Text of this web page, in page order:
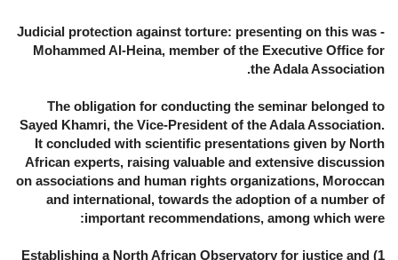
- Judicial protection against torture: presenting on this was
Mohammed Al-Heina, member of the Executive Office for
the Adala Association.
The obligation for conducting the seminar belonged to
Sayed Khamri, the Vice-President of the Adala Association.
It concluded with scientific presentations given by North
African experts, raising valuable and extensive discussion
on associations and human rights organizations, Moroccan
and international, towards the adoption of a number of
important recommendations, among which were:
1) Establishing a North African Observatory for justice and